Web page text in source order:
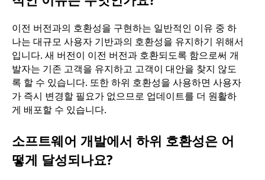
이전 버전과의 호환성을 구현하는 일반적인 이유 중 하
나는 대규모 사용자 기반과의 호환성을 유지하기 위해서
입니다. 새 버전이 이전 버전과 호환되도록 함으로써 개
발자는 기존 고객을 유지하고 고객이 대안을 찾지 않도
록 할 수 있습니다. 또한 하위 호환성을 사용하면 사용자
가 즉시 변경할 필요가 없으므로 업데이트를 더 원활하
게 배포할 수 있습니다.
소프트웨어 개발에서 하위 호환성은 어
떻게 달성되나요?